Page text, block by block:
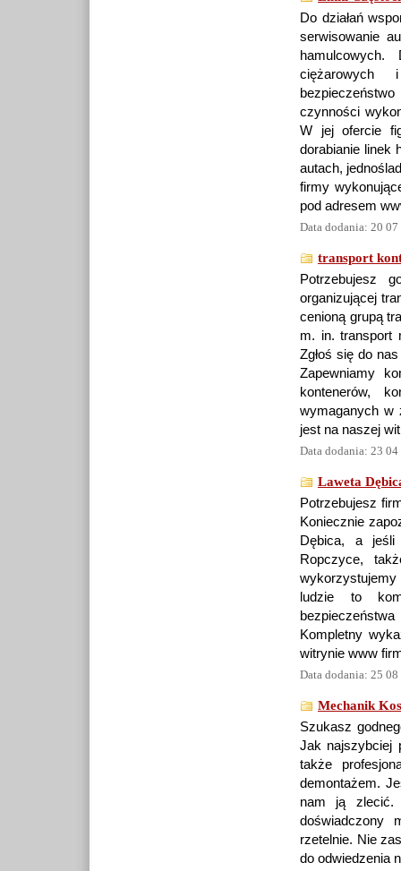
Do działań
serwisowanie
ciężarowych
czynności
W jej ofercie
dorabianie linek
autach,
firmy
pod adresem
Data dodania: 20
transport
Potrzebujesz
organizującej
cenioną grupą
m. in. transport
Zgłoś się do
Zapewniamy
kontenerów,
wymaganych w
jest na naszej
Data dodania: 23
Laweta
Potrzebujesz
Koniecznie
Dębica, a jeśli
Ropczyce,
wykorzystujemy
ludzie to
Kompletny
witrynie www
Data dodania: 25
Mechanik
Szukasz
Jak najszybciej
także
demontażem.
nam ją zlecić.
doświadczony
rzetelnie. Nie
do odwiedzenia